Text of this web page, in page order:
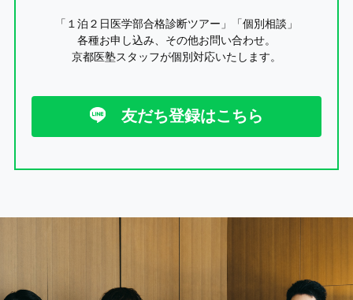
「１泊２日医学部合格診断ツアー」「個別相談」
各種お申し込み、その他お問い合わせ。
京都医塾スタッフが個別対応いたします。
友だち登録はこちら